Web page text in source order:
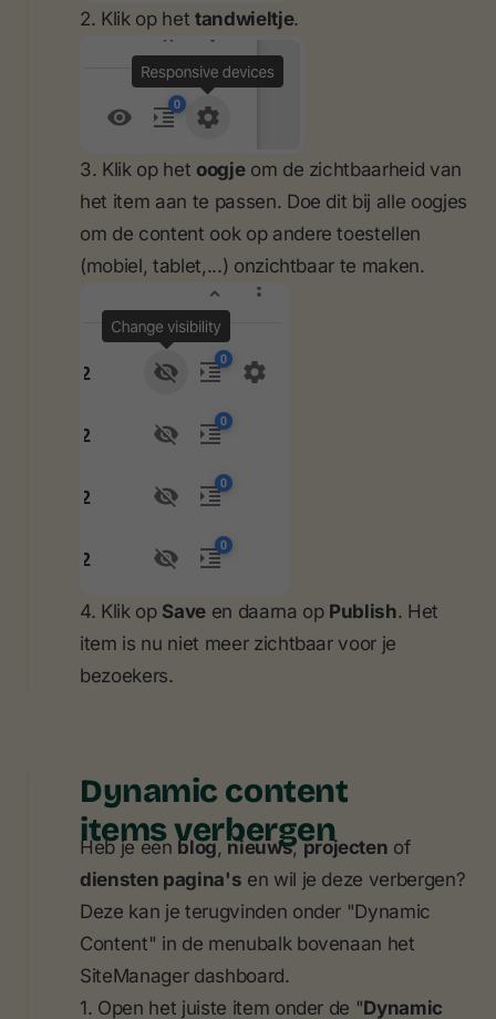
2. Klik op het tandwieltje.
3. Klik op het oogjeom de zichtbaarheid van
het item aan te passen. Doe dit bij alle oogjes
om de content ook op andere toestellen
(mobiel, tablet,...) onzichtbaar te maken.
4. Klik op Saveen daarna op Publish. Het
item is nu niet meer zichtbaar voor je
bezoekers.
Dynamic content
items verbergen
Heb je een blog,nieuws,projecten of
diensten pagina's en wil je deze verbergen?
Deze kan je terugvinden onder "Dynamic
Content" in de menubalk bovenaan het
SiteManager dashboard.
1. Open het juiste item onder de "Dynamic